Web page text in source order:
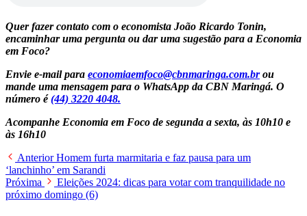
Quer fazer contato com o economista João Ricardo Tonin,
encaminhar uma pergunta ou dar uma sugestão para a Economia
em Foco?
Envie e-mail para economiaemfoco@cbnmaringa.com.brou
mande uma mensagem para o WhatsApp da CBN Maringá. O
número é(44) 3220 4048.
Acompanhe Economia em Foco de segunda a sexta, às 10h10 e
às 16h10
AnteriorHomem furta marmitaria e faz pausa para um
‘lanchinho’ em Sarandi
Próxima
Eleições 2024: dicas para votar com tranquilidade no
próximo domingo (6)